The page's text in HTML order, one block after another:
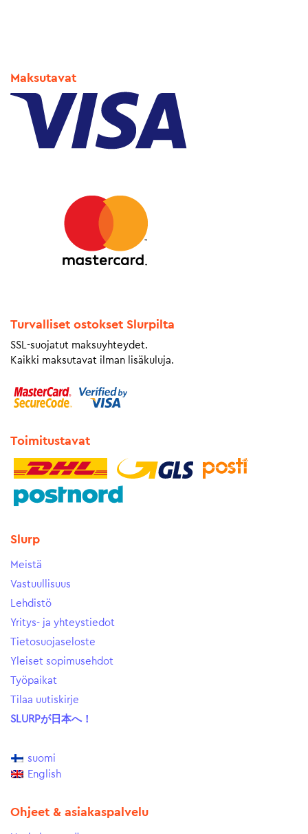
Maksutavat
Turvalliset ostokset Slurpilta
SSL-suojatut maksuyhteydet.
Kaikki maksutavat ilman lisäkuluja.
Toimitustavat
Slurp
Meistä
Vastuullisuus
Lehdistö
Yritys- ja yhteystiedot
Tietosuojaseloste
Yleiset sopimusehdot
Työpaikat
Tilaa uutiskirje
SLURPが日本へ！
suomi
English
Ohjeet & asiakaspalvelu